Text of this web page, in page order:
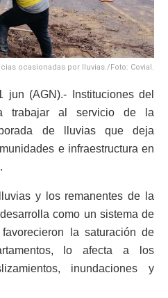
ocasionadas por lluvias./Foto: Covial.
jun (AGN).- Instituciones del
trabajar al servicio de la
de lluvias que deja
e infraestructura en
y los remanentes de la
como un sistema de
la saturación de
lo afecta a los
inundaciones y